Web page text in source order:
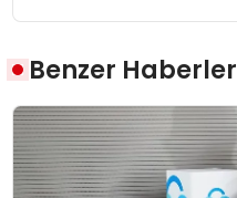
Benzer Haberler